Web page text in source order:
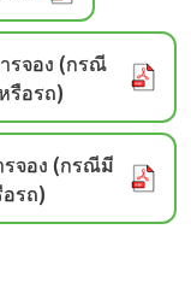
รจอง (กรณี
รือรถ)
จอง (กรณีมี
รถ)